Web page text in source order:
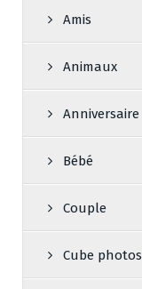
Amis
Animaux
Anniversaire
Bébé
Couple
Cube photos